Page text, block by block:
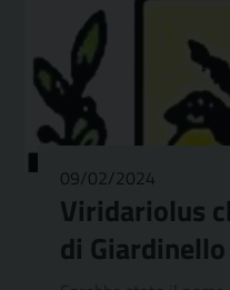
09/02/2024
Viridariolus
di Giardinello